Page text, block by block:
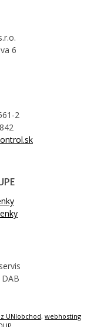
6
2
UNIobchod, webhosting